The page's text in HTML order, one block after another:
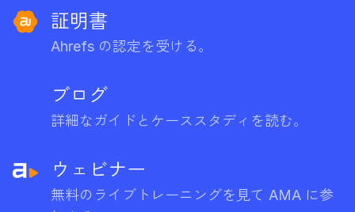
証明書
Ahrefs の認定を受ける。
ブログ
詳細なガイドとケーススタディを読む。
ウェビナー
無料のライブトレーニングを見て AMA に参